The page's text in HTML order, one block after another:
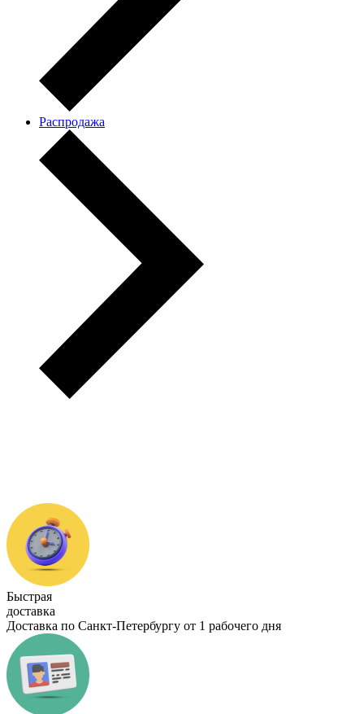
Распродажа
Быстрая
доставка
Доставка по Санкт-Петербургу от 1 рабочего дня